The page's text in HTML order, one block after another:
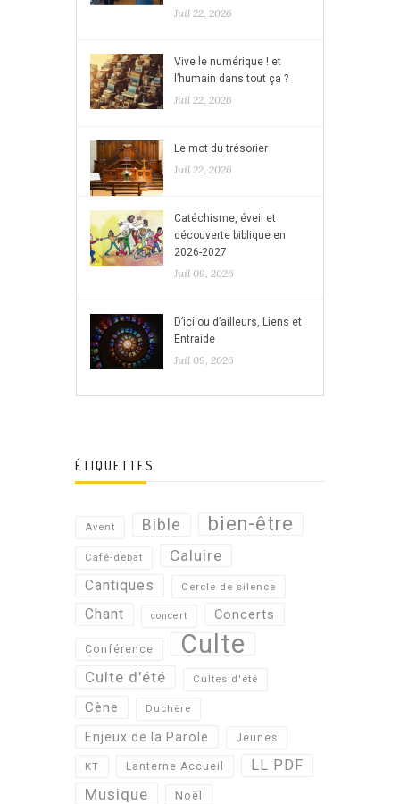
Juil 22, 2026
Vive le numérique ! et
l’humain dans tout ça ?
Juil 22, 2026
Le mot du trésorier
Juil 22, 2026
Catéchisme, éveil et
découverte biblique en
2026-2027
Juil 09, 2026
D’ici ou d’ailleurs, Liens et
Entraide
Juil 09, 2026
ÉTIQUETTES
Avent Bible bien-être
Café-débat Caluire
Cantiques Cercle de silence
Chant concert Concerts
Conférence Culte
Culte d'été Cultes d'été
Cène Duchère
Enjeux de la Parole Jeunes
KT Lanterne Accueil LL PDF
Musique Noël